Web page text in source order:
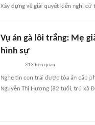
Xây dựng về giải quyết kiến nghị
Vụ án gà lôi trắng: Mẹ
hình sự
313 liên quan
Nghe tin con trai được tòa án cấp
Nguyễn Thị Hương (82 tuổi, trú xã